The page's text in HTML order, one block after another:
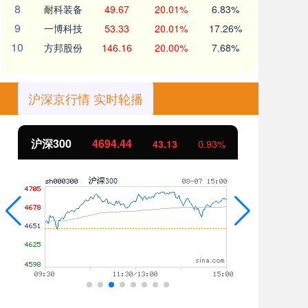
8 耐科装备 49.67 20.01% 6.83%
9 一博科技 53.33 20.01% 17.26%
10 方邦股份 146.16 20.00% 7.68%
沪深京行情 实时轮播
北证50 1134.24 11.37 1.01%